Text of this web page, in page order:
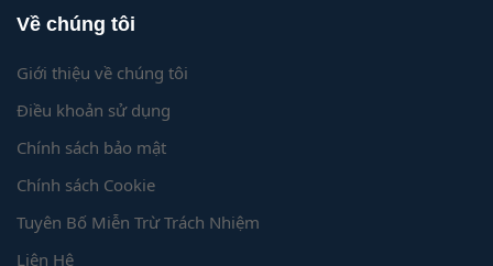
Về chúng tôi
Giới thiệu về chúng tôi
Điều khoản sử dụng
Chính sách bảo mật
Chính sách Cookie
Tuyên Bố Miễn Trừ Trách Nhiệm
Liên Hệ